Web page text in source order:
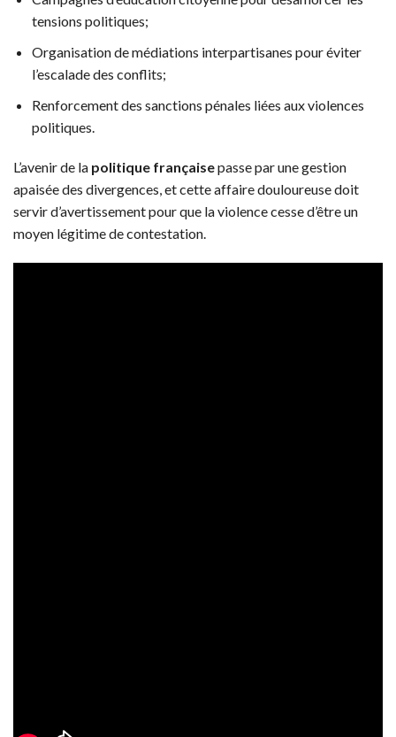
tensions politiques;
Organisation de médiations interpartisanes pour éviter
l’escalade des conflits;
Renforcement des sanctions pénales liées aux violences
politiques.
L’avenir de la politique françaisepasse par une gestion
apaisée des divergences, et cette affaire douloureuse doit
servir d’avertissement pour que la violence cesse d’être un
moyen légitime de contestation.